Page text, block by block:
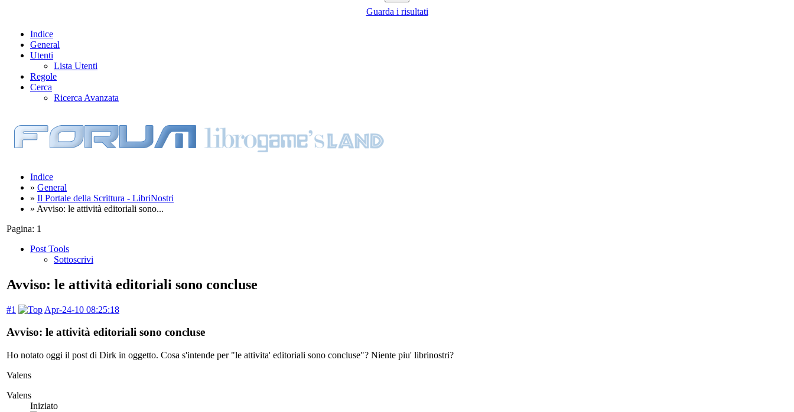
Guarda i risultati
Indice
General
Utenti
Lista Utenti
Regole
Cerca
Ricerca Avanzata
Indice
» General
» Il Portale della Scrittura - LibriNostri
» Avviso: le attività editoriali sono...
Pagina: 1
Post Tools
Sottoscrivi
Avviso: le attività editoriali sono concluse
#1 Apr-24-10 08:25:18
Avviso: le attività editoriali sono concluse
Ho notato oggi il post di Dirk in oggetto. Cosa s'intende per "le attivita' editoriali sono concluse"? Niente piu' librinostri?
Valens
Valens
Iniziato